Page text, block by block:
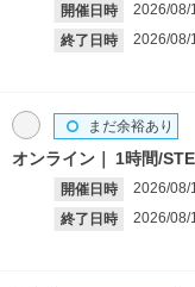
開催日時 2026/08/
終了日時
2026/08/
オンライン 1時間/
開催日時 2026/08/
終了日時
2026/08/
まだ余裕あり